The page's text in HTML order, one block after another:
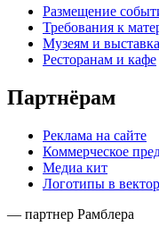
Размещение
Требования к
Музеям и
Ресторанам и кафе
Партнёрам
Реклама на сайте
Коммерческое
Медиа кит
Логотипы в
— партнер Рамблера